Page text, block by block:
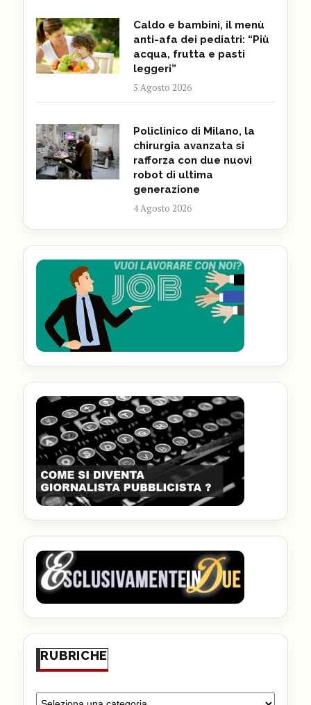
Caldo e bambini, il menù
anti-afa dei pediatri: “Più
acqua, frutta e pasti
leggeri”
5 Agosto 2026
Policlinico di Milano, la
chirurgia avanzata si
rafforza con due nuovi
robot di ultima
generazione
4 Agosto 2026
RUBRICHE